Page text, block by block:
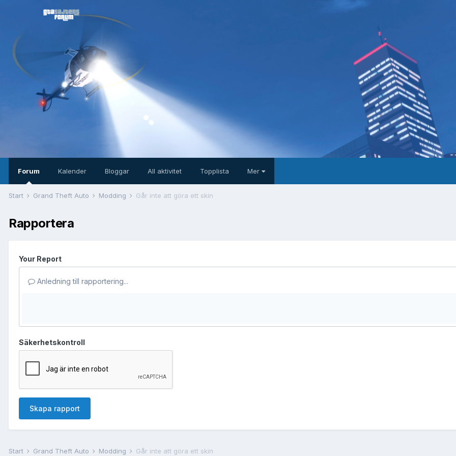
Forum Kalender Bloggar All aktivitet Topplista Mer
Start Grand Theft Auto Modding Går inte att göra ett skin
Rapportera
Your Report
Anledning till rapportering...
Säkerhetskontroll
Skapa rapport
Start Grand Theft Auto Modding Går inte att göra ett skin